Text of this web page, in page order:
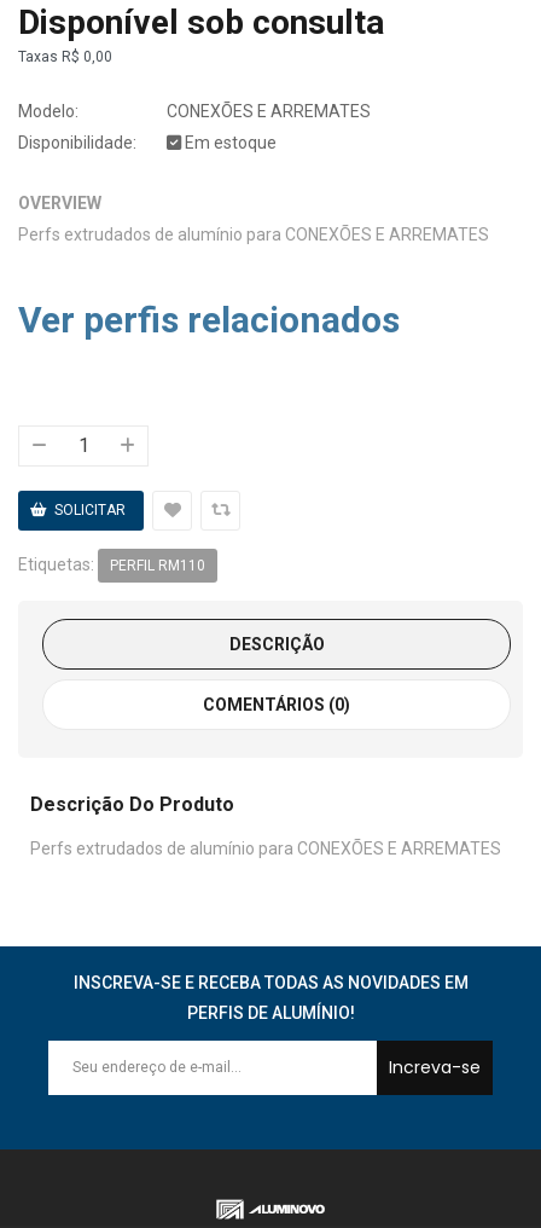
Disponível sob consulta
Taxas R$ 0,00
Modelo:
CONEXÕES E ARREMATES
Disponibilidade:
Em estoque
OVERVIEW
Perfs extrudados de alumínio para CONEXÕES E ARREMATES
Ver perfis relacionados
Etiquetas: PERFIL RM110
DESCRIÇÃO
COMENTÁRIOS (0)
Descrição Do Produto
Perfs extrudados de alumínio para CONEXÕES E ARREMATES
INSCREVA-SE E RECEBA TODAS AS NOVIDADES EM
PERFIS DE ALUMÍNIO!
Increva-se